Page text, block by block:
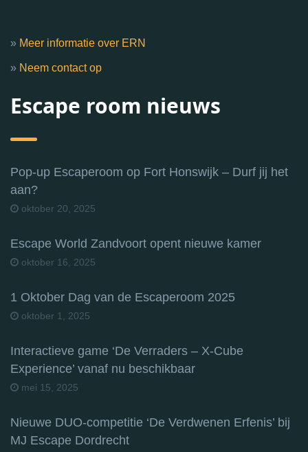
» Meer informatie over ERN
» Neem contact op
Escape room nieuws
Pop-up Escaperoom op Fort Honswijk – Durf jij het
aan?
oktober 20, 2025
Escape World Zandvoort opent nieuwe kamer
oktober 16, 2025
1 Oktober Dag van de Escaperoom 2025
oktober 1, 2025
Interactieve game ‘De Verraders – X-Cube
Experience’ vanaf nu beschikbaar
mei 15, 2025
Nieuwe DUO-competitie ‘De Verdwenen Erfenis’ bij
MJ Escape Dordrecht